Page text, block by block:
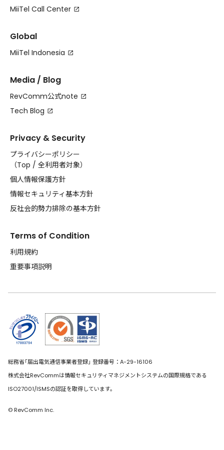
MiiTel Call Center
Global
MiiTel Indonesia
Media / Blog
RevComm公式note
Tech Blog
Privacy & Security
プライバシーポリシー
（Top / 全利用者対象）
個人情報保護方針
情報セキュリティ基本方針
反社会的勢力排除の基本方針
Terms of Condition
利用規約
重要事項説明
総務省｢届出電気通信事業者登録｣ 登録番号：A-29-16106
株式会社RevCommは情報セキュリティマネジメントシステムの国際規格である
ISO27001/ISMSの認証を取得しています。
© RevComm Inc.